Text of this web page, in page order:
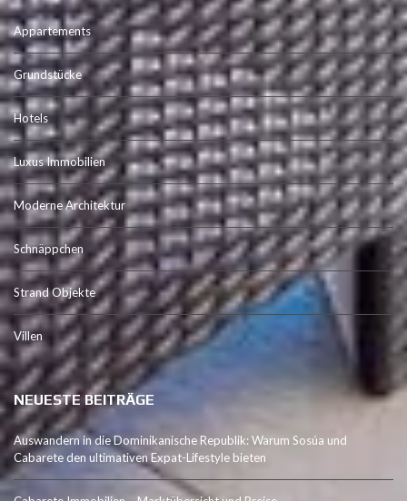
Appartements
Grundstücke
Hotels
Luxus Immobilien
Moderne Architektur
Schnäppchen
Strand Objekte
Villen
NEUESTE BEITRÄGE
Auswandern in die Dominikanische Republik: Warum Sosúa und
Cabarete den ultimativen Expat-Lifestyle bieten